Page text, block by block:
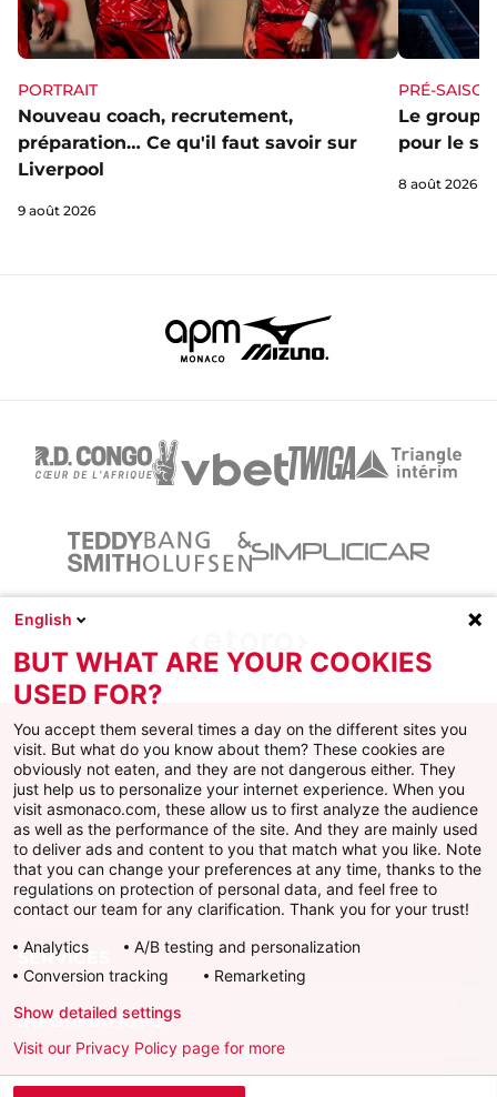
PORTRAIT
Nouveau coach, recrutement,
préparation… Ce qu'il faut savoir sur
Liverpool
9 août 2026
PRÉ-SAISON
Le groupe
pour le
8 août 2026
Facebook
X Instagram
YoutubeTikTokTwitch
AS MONACO
SERVICES
INFORMATIONS
English
BUT WHAT ARE YOUR COOKIES
USED FOR?
You accept them several times a day on the different sites you
visit. But what do you know about them? These cookies are
obviously not eaten, and they are not dangerous either. They
just help us to personalize your internet experience. When you
visit asmonaco.com, these allow us to first analyze the audience
as well as the performance of the site. And they are mainly used
to deliver ads and content to you that match what you like. Note
that you can change your preferences at any time, thanks to the
regulations on protection of personal data, and feel free to
contact our team for any clarification. Thank you for your trust!
Analytics
A/B testing and personalization
Conversion tracking
Remarketing
Show detailed settings
Visit our Privacy Policy page for more